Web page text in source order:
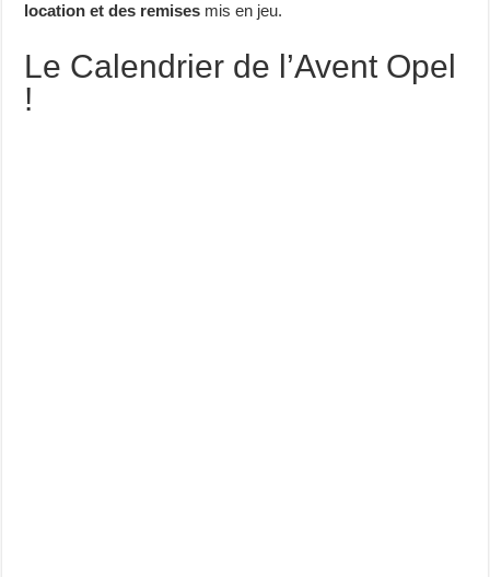
location et des remises mis en jeu.
Le Calendrier de l’Avent Opel
!